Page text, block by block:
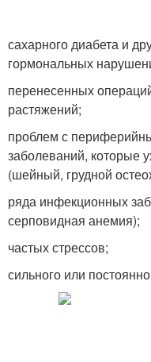
сахарного диабета и
гормональных
перенесенных
растяжений;
проблем с
заболеваний, которые
(шейный, грудной
ряда инфекционных
серповидная анемия);
частых стрессов;
сильного или